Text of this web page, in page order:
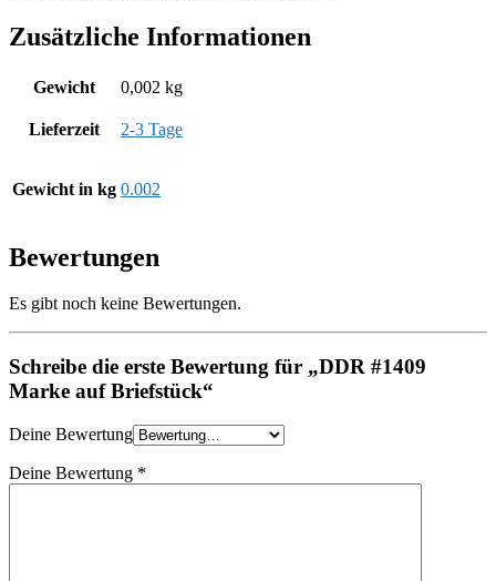
Zusätzliche Informationen
Gewicht 0,002 kg
Lieferzeit 2-3 Tage
Gewicht in kg 0.002
Bewertungen
Es gibt noch keine Bewertungen.
Schreibe die erste Bewertung für „DDR #1409
Marke auf Briefstück“
Deine Bewertung
Deine Bewertung *